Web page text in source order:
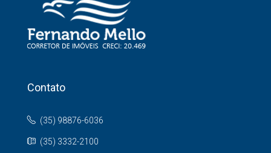
Contato
(35) 98876-6036
(35) 3332-2100